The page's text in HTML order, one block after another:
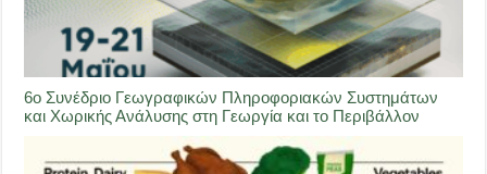
6ο Συνέδριο Γεωγραφικών Πληροφοριακών Συστημάτων
και Χωρικής Ανάλυσης στη Γεωργία και το Περιβάλλον